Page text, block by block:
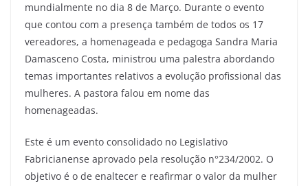
mundialmente no dia 8 de Março. Durante o evento
que contou com a presença também de todos os 17
vereadores, a homenageada e pedagoga Sandra Maria
Damasceno Costa, ministrou uma palestra abordando
temas importantes relativos a evolução profissional das
mulheres. A pastora falou em nome das
homenageadas.
Este é um evento consolidado no Legislativo
Fabricianense aprovado pela resolução n°234/2002. O
objetivo é o de enaltecer e reafirmar o valor da mulher